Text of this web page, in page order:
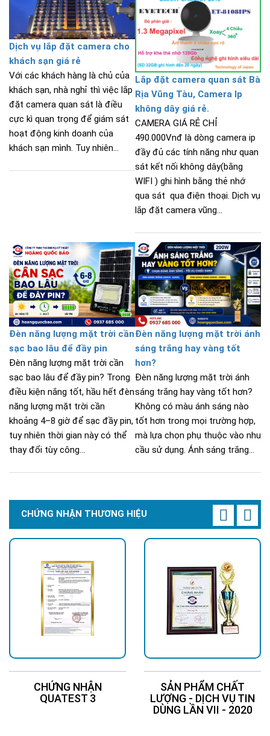
Dịch vụ lắp đặt camera cho
khách sạn giá rẻ
Với các khách hàng là chủ của
khách sạn, nhà nghỉ thì việc lắp
đặt camera quan sát là điều
cực kì quan trọng để giám sát
hoạt động kinh doanh của
khách sạn mình. Tuy nhiên...
Lắp đặt camera quan sát Bà
Rịa Vũng Tàu, Camera Ip
không dây giá rẻ.
CAMERA GIÁ RẺ CHỈ
490.000Vnđ là dòng camera ip
đầy đủ các tính năng như quan
sát kết nối không dây(bằng
WIFI ) ghi hình bằng thẻ nhớ
qua sát qua điện thoại. Dịch vụ
lắp đặt camera vũng...
Đèn năng lượng mặt trời cần
sạc bao lâu để đầy pin
Đèn năng lượng mặt trời cần
sạc bao lâu để đầy pin? Trong
điều kiện nắng tốt, hầu hết đèn
năng lượng mặt trời cần
khoảng 4–8 giờ để sạc đầy pin,
tuy nhiên thời gian này có thể
thay đổi tùy công...
Đèn năng lượng mặt trời ánh
sáng trắng hay vàng tốt
hơn?
Đèn năng lượng mặt trời ánh
sáng trắng hay vàng tốt hơn?
Không có màu ánh sáng nào
tốt hơn trong mọi trường hợp,
mà lựa chọn phụ thuộc vào nhu
cầu sử dụng. Ánh sáng trắng...
CHỨNG NHẬN THƯƠNG HIỆU
CHỨNG NHẬN
QUATEST 3
SẢN PHẨM CHẤT
LƯỢNG - DỊCH VỤ TIN
DÙNG LẦN VII - 2020